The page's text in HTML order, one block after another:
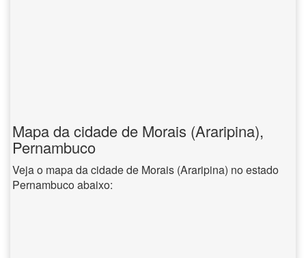
Mapa da cidade de Morais (Araripina),
Pernambuco
Veja o mapa da cidade de Morais (Araripina) no estado
Pernambuco abaixo: